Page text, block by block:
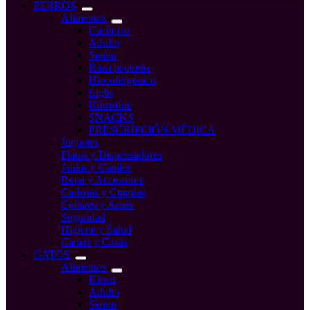
compraPERROS
Alimentos
Cachorro
Adulto
Senior
Raza pequeña
Hipoalergénico
Light
Húmedos
SNACKS
PRESCRIPCIÓN MÉDICA
Juguetes
Platos y Dispensadores
Jaulas y Caniles
Ropa y Accesorios
Cadenas y Cuerdas
Collares y Arnés
Seguridad
Higiene y Salud
Camas y Casas
GATOS
Alimentos
Kitten
Adulto
Senior